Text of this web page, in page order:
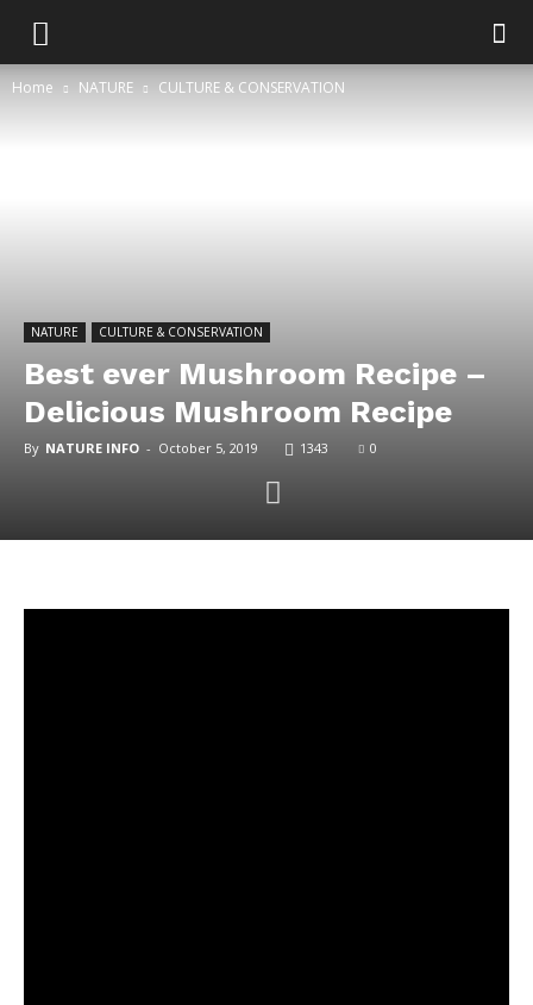
Home NATURE CULTURE & CONSERVATION
NATURE CULTURE & CONSERVATION
Best ever Mushroom Recipe –
Delicious Mushroom Recipe
By NATURE INFO - October 5, 2019 1343 0